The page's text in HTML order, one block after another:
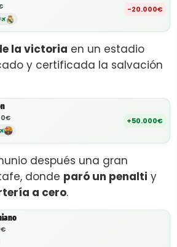
-20.000€
la victoria en un estadio
y certificada la salvación
+50.000€
después una gran
donde paró un penalti y
a cero.